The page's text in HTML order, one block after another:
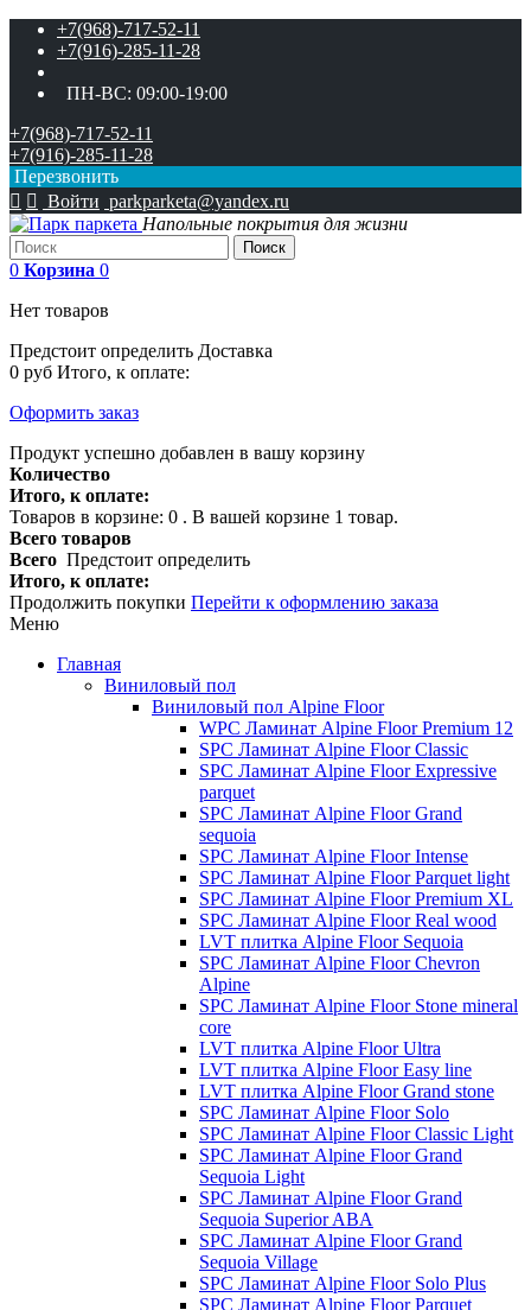
+7(968)-717-52-11
+7(916)-285-11-28
ПН-ВС: 09:00-19:00
+7(968)-717-52-11
+7(916)-285-11-28
Перезвонить
  Войти parkparketa@yandex.ru
Напольные покрытия для жизни
Поиск
0 Корзина 0
Нет товаров
Предстоит определить Доставка
0 руб Итого, к оплате:
Оформить заказ
Продукт успешно добавлен в вашу корзину
Количество
Итого, к оплате:
Товаров в корзине: 0 . В вашей корзине 1 товар.
Всего товаров
Всего Предстоит определить
Итого, к оплате:
Продолжить покупки Перейти к оформлению заказа
Меню
Главная
Виниловый пол
Виниловый пол Alpine Floor
WPC Ламинат Alpine Floor Premium 12
SPC Ламинат Alpine Floor Classic
SPC Ламинат Alpine Floor Expressive
parquet
SPC Ламинат Alpine Floor Grand
sequoia
SPC Ламинат Alpine Floor Intense
SPC Ламинат Alpine Floor Parquet light
SPC Ламинат Alpine Floor Premium XL
SPC Ламинат Alpine Floor Real wood
LVT плитка Alpine Floor Sequoia
SPC Ламинат Alpine Floor Chevron
Alpine
SPC Ламинат Alpine Floor Stone mineral
core
LVT плитка Alpine Floor Ultra
LVT плитка Alpine Floor Easy line
LVT плитка Alpine Floor Grand stone
SPC Ламинат Alpine Floor Solo
SPC Ламинат Alpine Floor Classic Light
SPC Ламинат Alpine Floor Grand
Sequoia Light
SPC Ламинат Alpine Floor Grand
Sequoia Superior ABA
SPC Ламинат Alpine Floor Grand
Sequoia Village
SPC Ламинат Alpine Floor Solo Plus
SPC Ламинат Alpine Floor Parquet